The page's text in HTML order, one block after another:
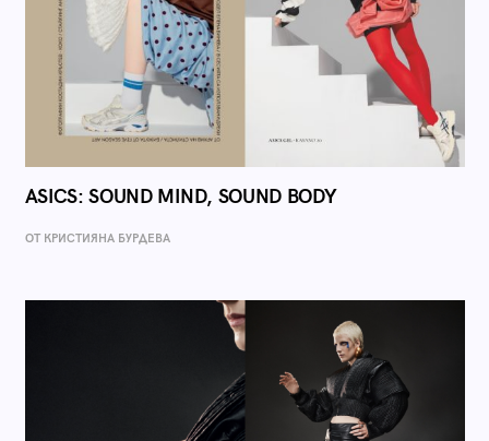
ASICS: SOUND MIND, SOUND BODY
ОТ КРИСТИЯНА БУРДЕВА